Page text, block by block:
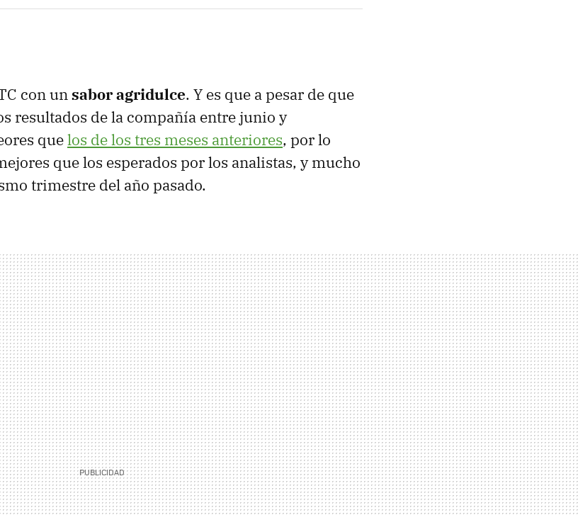
con unsabor agridulce. Y es que a pesar de que
resultados de la compañía entre junio y
quelos de los tres meses anteriores, por lo
que los esperados por los analistas, y mucho
trimestre del año pasado.